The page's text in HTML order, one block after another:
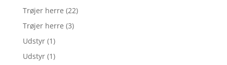
Trøjer herre (22)
Trøjer herre (3)
Udstyr (1)
Udstyr (1)